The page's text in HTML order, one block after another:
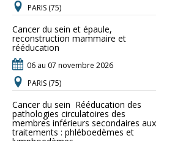
PARIS (75)
Cancer du sein et épaule,
reconstruction mammaire et
rééducation
06 au 07 novembre 2026
PARIS (75)
Cancer du sein  Rééducation des
pathologies circulatoires des
membres inférieurs secondaires aux
traitements : phléboedèmes et